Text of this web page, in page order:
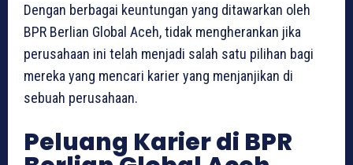
Dengan berbagai keuntungan yang ditawarkan oleh
BPR Berlian Global Aceh, tidak mengherankan jika
perusahaan ini telah menjadi salah satu pilihan bagi
mereka yang mencari karier yang menjanjikan di
sebuah perusahaan.
Peluang Karier di BPR